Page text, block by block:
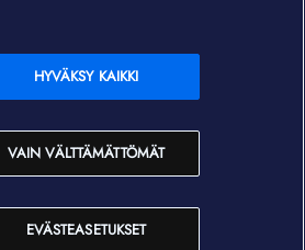
OmaElisa Self Service
to Finland
Corporation
Kundtjänst
EVÄSTEASETUKSET
VAIN VÄLTTÄMÄTTÖMÄT
HYVÄKSY KAIKKI